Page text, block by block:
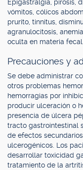
Epigastralgia, pirosis,
vómitos, cólicos
prurito, tinnitus,
agranulocitosis,
oculta en materia fecal.
Precauciones y
Se debe administrar
otros problemas
hemorragias por
producir ulceración o
presencia de úlcera
tracto gastrointestinal
de efectos
ulcerogénicos. Los
desarrollar toxicidad
tratamiento de la